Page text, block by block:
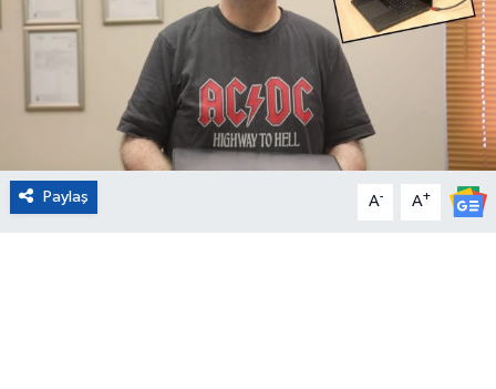
Paylaş A- A+
Çevre
Kültür ve Sanat